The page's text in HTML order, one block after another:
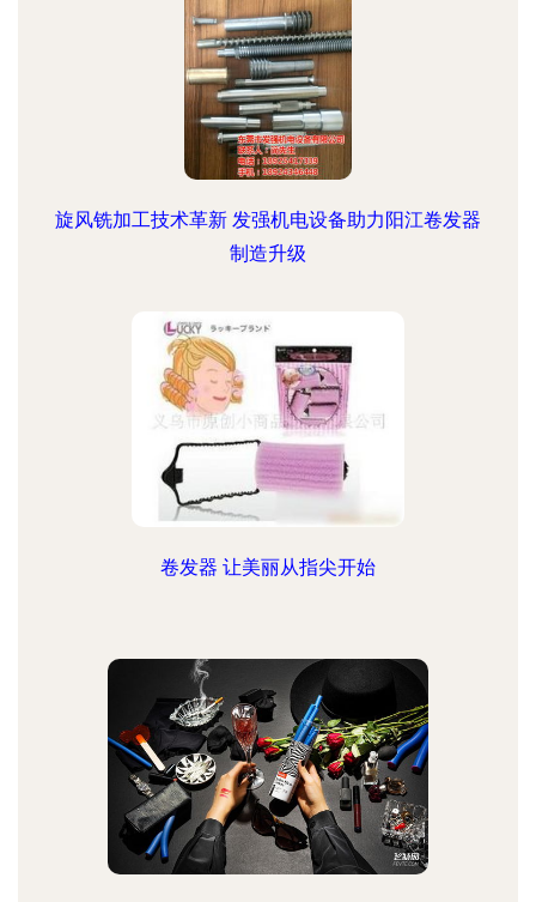
旋风铣加工技术革新 发强机电设备助力阳江卷发器
制造升级
卷发器 让美丽从指尖开始